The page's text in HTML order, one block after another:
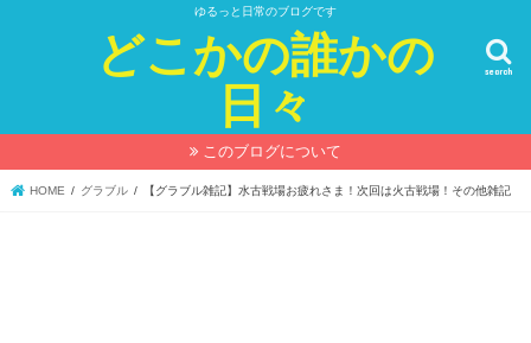
ゆるっと日常のブログです
どこかの誰かの
日々
search
このブログについて
HOME グラブル 【グラブル雑記】水古戦場お疲れさま！次回は火古戦場！その他雑記